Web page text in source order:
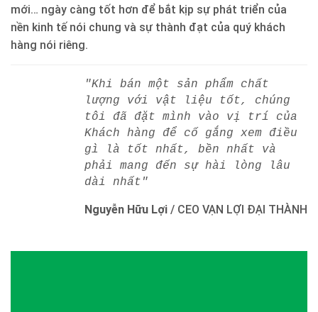
mới… ngày càng tốt hơn để bắt kịp sự phát triển của
nền kinh tế nói chung và sự thành đạt của quý khách
hàng nói riêng.
"Khi bán một sản phẩm chất
lượng với vật liệu tốt, chúng
tôi đã đặt mình vào vị trí của
Khách hàng để cố gắng xem điều
gì là tốt nhất, bền nhất và
phải mang đến sự hài lòng lâu
dài nhất"
Nguyễn Hữu Lợi / CEO VẠN LỢI ĐẠI THÀNH